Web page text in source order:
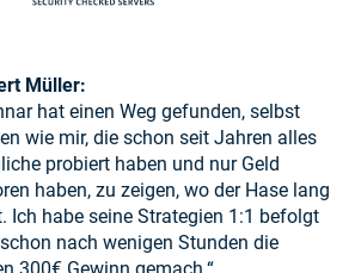
Müller:
hat einen Weg gefunden, selbst
wie mir, die schon seit Jahren alles
probiert haben und nur Geld
haben, zu zeigen, wo der Hase lang
Ich habe seine Strategien 1:1 befolgt
nach wenigen Stunden die